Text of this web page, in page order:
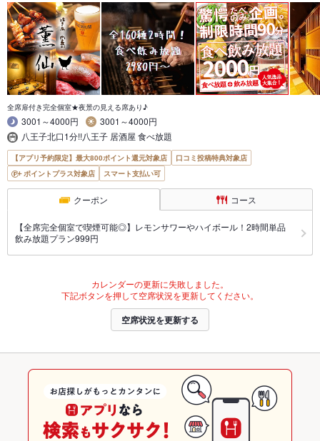
全席扉付き完全個室★夜景の見える席あり♪
3001～4000円
3001～4000円
八王子北口1分!!八王子 居酒屋 食べ放題
【アプリ予約限定】最大800ポイント還元対象店
口コミ投稿特典対象店
ポイントプラス対象店
スマート支払い可
クーポン コース
【全席完全個室で喫煙可能◎】レモンサワーやハイボール！2時間単品
飲み放題プラン999円
カレンダーの更新に失敗しました。
下記ボタンを押して空席状況を更新してください。
空席状況を更新する